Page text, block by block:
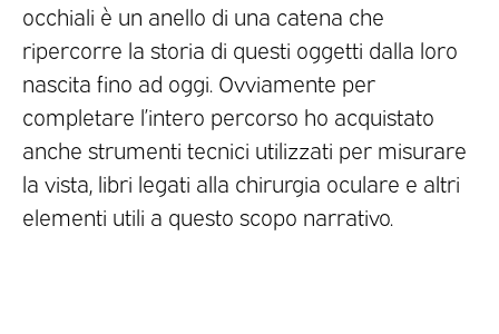
occhiali è un anello di una catena che
ripercorre la storia di questi oggetti dalla loro
nascita fino ad oggi. Ovviamente per
completare l’intero percorso ho acquistato
anche strumenti tecnici utilizzati per misurare
la vista, libri legati alla chirurgia oculare e altri
elementi utili a questo scopo narrativo.